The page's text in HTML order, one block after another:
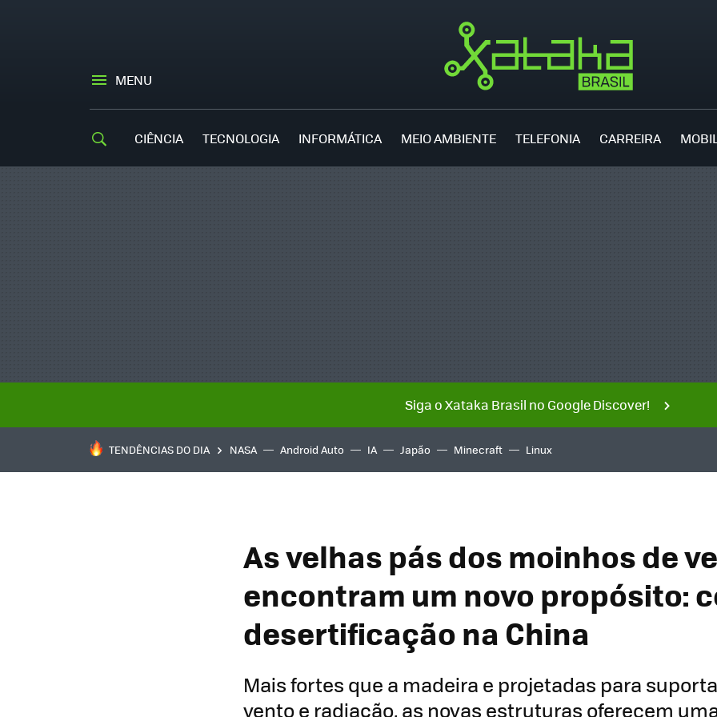
MENU
CIÊNCIA TECNOLOGIA INFORMÁTICA MEIO AMBIENTE TELEFONIA CARREIRA
Siga o Xataka Brasil no Google Discover!
TENDÊNCIAS DO DIA NASA Android Auto IA Japão Minecraft Linux
As velhas pás dos moinhos de
encontram um novo propósito:
desertificação na China
Mais fortes que a madeira e projetadas para
vento e radiação, as novas estruturas oferecem